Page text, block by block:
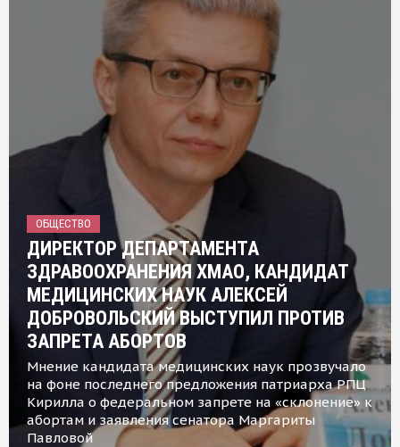
ОБЩЕСТВО
ДИРЕКТОР ДЕПАРТАМЕНТА
ЗДРАВООХРАНЕНИЯ ХМАО, КАНДИДАТ
МЕДИЦИНСКИХ НАУК АЛЕКСЕЙ
ДОБРОВОЛЬСКИЙ ВЫСТУПИЛ ПРОТИВ
ЗАПРЕТА АБОРТОВ
Мнение кандидата медицинских наук прозвучало
на фоне последнего предложения патриарха РПЦ
Кирилла о федеральном запрете на «склонение» к
абортам и заявления сенатора Маргариты
Павловой